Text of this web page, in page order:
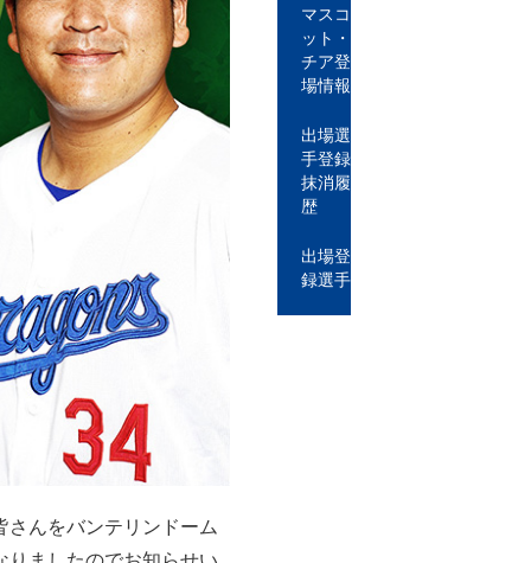
んをバンテリンドーム
マスコ
ット・
チア登
場情報
出場選
手登録
抹消履
歴
出場登
録選手